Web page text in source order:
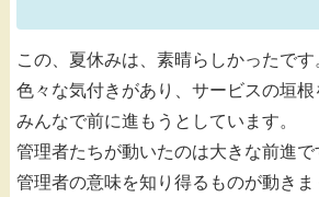
この、夏休みは、素晴らしかったです
色々な気付きがあり、サービスの垣
みんなで前に進もうとしています。
管理者たちが動いたのは大きな前進で
管理者の意味を知り得るものが動き